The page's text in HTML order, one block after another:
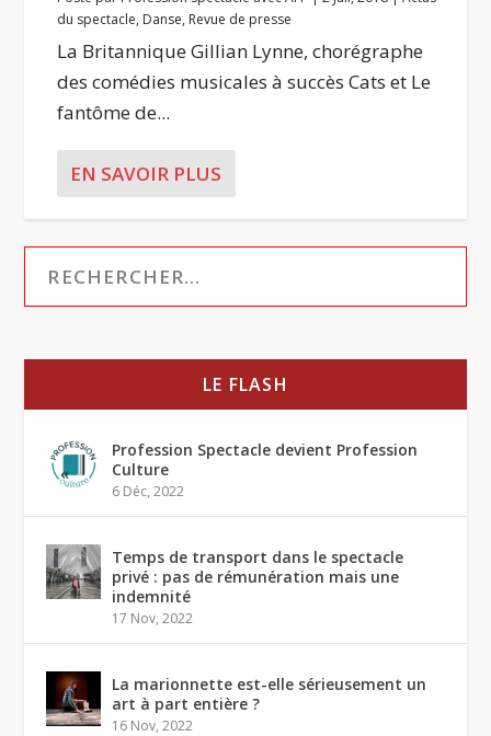
du spectacle, Danse, Revue de presse
La Britannique Gillian Lynne, chorégraphe
des comédies musicales à succès Cats et Le
fantôme de...
EN SAVOIR PLUS
LE FLASH
Profession Spectacle devient Profession
Culture
6 Déc, 2022
Temps de transport dans le spectacle
privé : pas de rémunération mais une
indemnité
17 Nov, 2022
La marionnette est-elle sérieusement un
art à part entière ?
16 Nov, 2022